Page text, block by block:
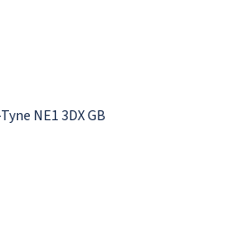
NE1 3DX GB